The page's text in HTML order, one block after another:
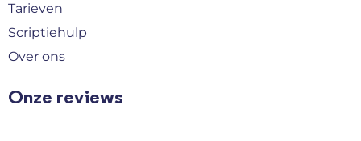
Tarieven
Scriptiehulp
Over ons
Onze reviews